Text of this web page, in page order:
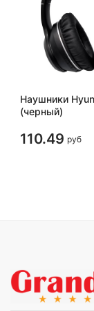
Наушники
(черный)
110.49 руб